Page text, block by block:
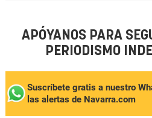
APÓYANOS PARA
PERIODISMO
Suscríbete gratis a nuestro
las alertas de Navarra.com